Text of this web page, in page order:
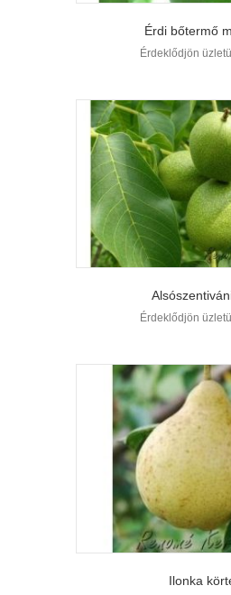
Érdi bőtermő
Érdeklődjön
Érdeklődjön
Ilonka